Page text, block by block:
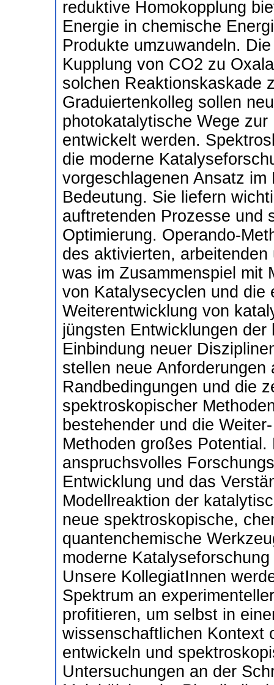
reduktive Homokopplung
Energie in chemische
Produkte umzuwandeln.
Kupplung von CO2 zu
solchen Reaktionskaskade
Graduiertenkolleg sollen
photokatalytische Wege
entwickelt werden.
die moderne
vorgeschlagenen Ansatz
Bedeutung. Sie liefern
auftretenden Prozesse und
Optimierung. Operando-
des aktivierten,
was im Zusammenspiel mit
von Katalysecyclen und die
Weiterentwicklung von
jüngsten Entwicklungen
Einbindung neuer
stellen neue Anforderungen
Randbedingungen und die
spektroskopischer
bestehender und die
Methoden großes
anspruchsvolles
Entwicklung und das
Modellreaktion der
neue spektroskopische,
quantenchemische
moderne
Unsere KollegiatInnen
Spektrum an
profitieren, um selbst in
wissenschaftlichen Kontext
entwickeln und
Untersuchungen an der